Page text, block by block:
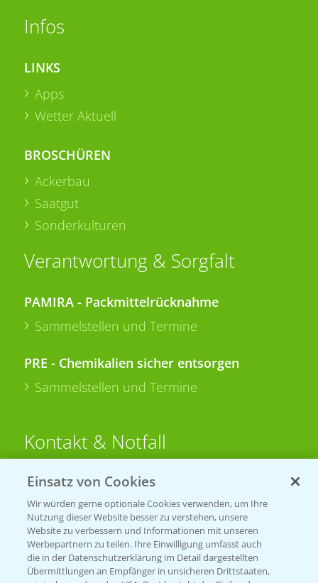
Infos
LINKS
Apps
Wetter Aktuell
BROSCHÜREN
Ackerbau
Saatgut
Sonderkulturen
Verantwortung & Sorgfalt
PAMIRA - Packmittelrücknahme
Sammelstellen und Termine
PRE - Chemikalien sicher entsorgen
Sammelstellen und Termine
Kontakt & Notfall
Beratung auf WhatsApp
T.+49 (0)174 346 564 1
KONTAKT
Einsatz von Cookies
Wir würden gerne optionale Cookies verwenden, um Ihre
Nutzung dieser Website besser zu verstehen, unsere
Website zu verbessern und Informationen mit unseren
Werbepartnern zu teilen. Ihre Einwilligung umfasst auch
die in der Datenschutzerklärung im Detail dargestellten
Übermittlungen an Empfänger in unsicheren Drittstaaten,